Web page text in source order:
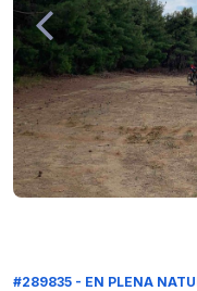
#289835 - EN PLENA